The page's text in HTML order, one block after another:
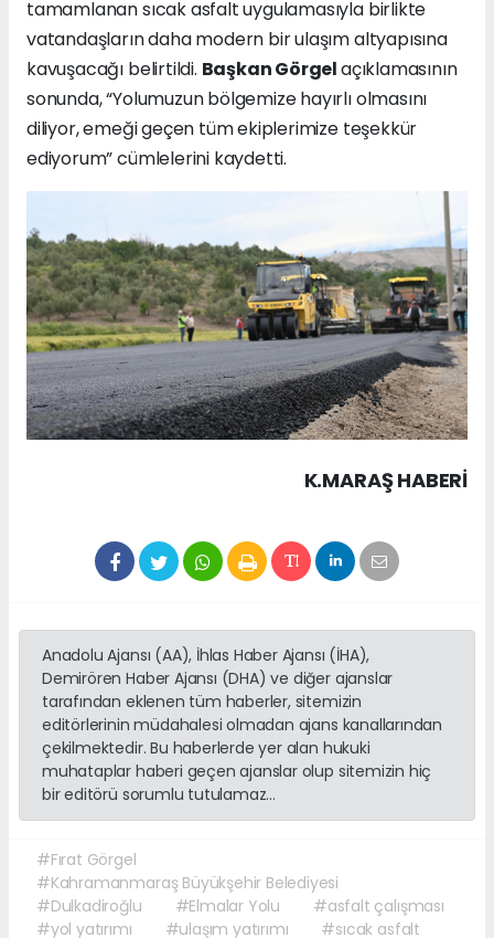
tamamlanan sıcak asfalt uygulamasıyla birlikte
vatandaşların daha modern bir ulaşım altyapısına
kavuşacağı belirtildi. Başkan Görgelaçıklamasının
sonunda, “Yolumuzun bölgemize hayırlı olmasını
diliyor, emeği geçen tüm ekiplerimize teşekkür
ediyorum” cümlelerini kaydetti.
K.MARAŞ HABERİ
Anadolu Ajansı (AA), İhlas Haber Ajansı (İHA),
Demirören Haber Ajansı (DHA) ve diğer ajanslar
tarafından eklenen tüm haberler, sitemizin
editörlerinin müdahalesi olmadan ajans kanallarından
çekilmektedir. Bu haberlerde yer alan hukuki
muhataplar haberi geçen ajanslar olup sitemizin hiç
bir editörü sorumlu tutulamaz...
#Fırat Görgel
#Kahramanmaraş Büyükşehir Belediyesi
#Dulkadiroğlu
#Elmalar Yolu
#asfalt çalışması
#yol yatırımı
#ulaşım yatırımı #sıcak asfalt